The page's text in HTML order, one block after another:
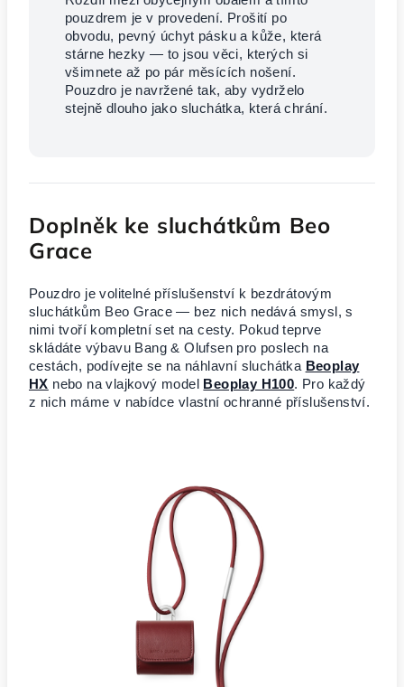
pouzdrem je v provedení. Prošití po
obvodu, pevný úchyt pásku a kůže, která
stárne hezky — to jsou věci, kterých si
všimnete až po pár měsících nošení.
Pouzdro je navržené tak, aby vydrželo
stejně dlouho jako sluchátka, která chrání.
Doplněk ke sluchátkům Beo
Grace
Pouzdro je volitelné příslušenství k bezdrátovým
sluchátkům Beo Grace — bez nich nedává smysl, s
nimi tvoří kompletní set na cesty. Pokud teprve
skládáte výbavu Bang & Olufsen pro poslech na
cestách, podívejte se na náhlavní sluchátka Beoplay
HX nebo na vlajkový model Beoplay H100. Pro každý
z nich máme v nabídce vlastní ochranné příslušenství.